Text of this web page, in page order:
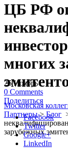
ЦБ РФ
многих
Московская
Партнеры>Блог
зарубежных
25 Ноябрь
0 Comments
Поделиться
Facebook
Twitter
Google+
LinkedIn